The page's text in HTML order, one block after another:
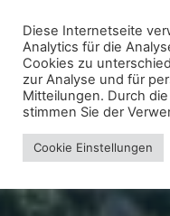
Inhalt
springen
WIR
Diese Internetseite
Analytics für die
Cookies zu
zur Analyse und für
Mitteilungen. Durch
stimmen Sie der
Cookie Einstellungen